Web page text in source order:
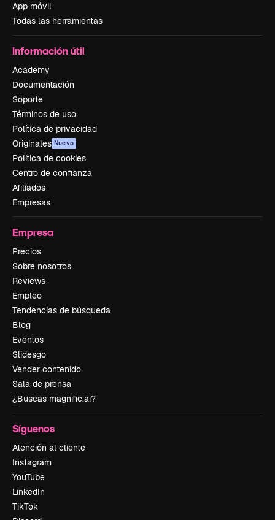
App móvil
Todas las herramientas
Información útil
Academy
Documentación
Soporte
Términos de uso
Política de privacidad
Originales Nuevo
Política de cookies
Centro de confianza
Afiliados
Empresas
Empresa
Precios
Sobre nosotros
Reviews
Empleo
Tendencias de búsqueda
Blog
Eventos
Slidesgo
Vender contenido
Sala de prensa
¿Buscas magnific.ai?
Síguenos
Atención al cliente
Instagram
YouTube
LinkedIn
TikTok